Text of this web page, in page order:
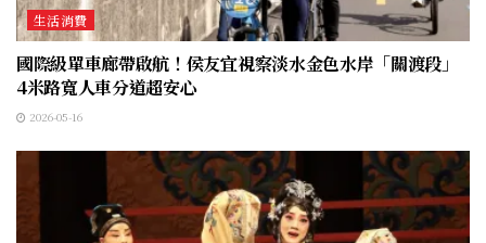
生活消費
國際級單車廊帶啟航！侯友宜視察淡水金色水岸「關渡段」
4米路寬人車分道超安心
2026-05-16